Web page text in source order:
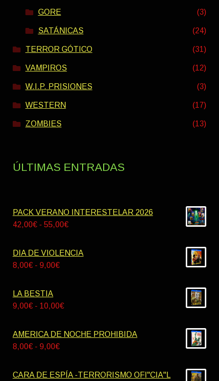
GORE (3)
SATÁNICAS (24)
TERROR GÓTICO (31)
VAMPIROS (12)
W.I.P. PRISIONES (3)
WESTERN (17)
ZOMBIES (13)
ÚLTIMAS ENTRADAS
PACK VERANO INTERESTELAR 2026
42,00€ - 55,00€Rango
precios:
DIA DE VIOLENCIA
8,00€ - 9,00€Rango
desde
9,00€
LA BESTIA
9,00€ - 10,00€Rango
precios:
10,00€
AMERICA DE NOCHE PROHIBIDA
8,00€ - 9,00€Rango
precios:
CARA DE ESPÍA -TERRORISMO OFI"CIA"L